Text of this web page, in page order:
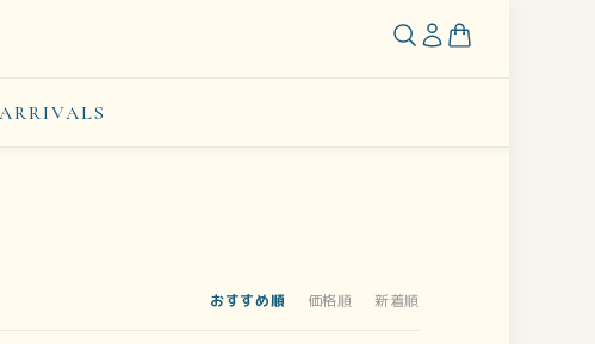
おすすめ順 価格順 新着順